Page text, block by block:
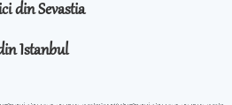
din Sevastia
Istanbul